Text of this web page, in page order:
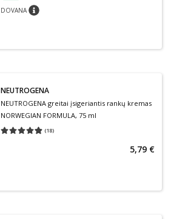
DOVANApatarimas
NEUTROGENA
NEUTROGENA greitai įsigeriantis rankų kremas
NORWEGIAN FORMULA, 75 ml
(18)
Vidutinis įvertinimas 4.83
5,79 €